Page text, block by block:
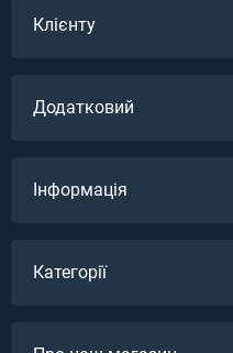
Клієнту
Додатковий
Інформація
Категорії